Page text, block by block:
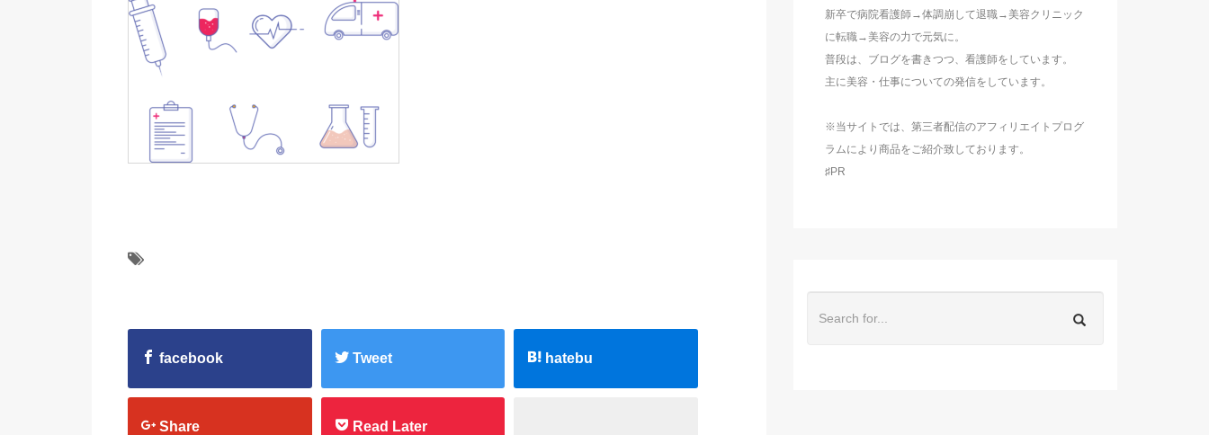
facebook Tweet hatebu
Share Read Later
新卒で病院看護師→体調崩して退職→美容クリニック
に転職→美容の力で元気に。
普段は、ブログを書きつつ、看護師をしています。
主に美容・仕事についての発信をしています。
※当サイトでは、第三者配信のアフィリエイトプログ
ラムにより商品をご紹介致しております。
♯PR